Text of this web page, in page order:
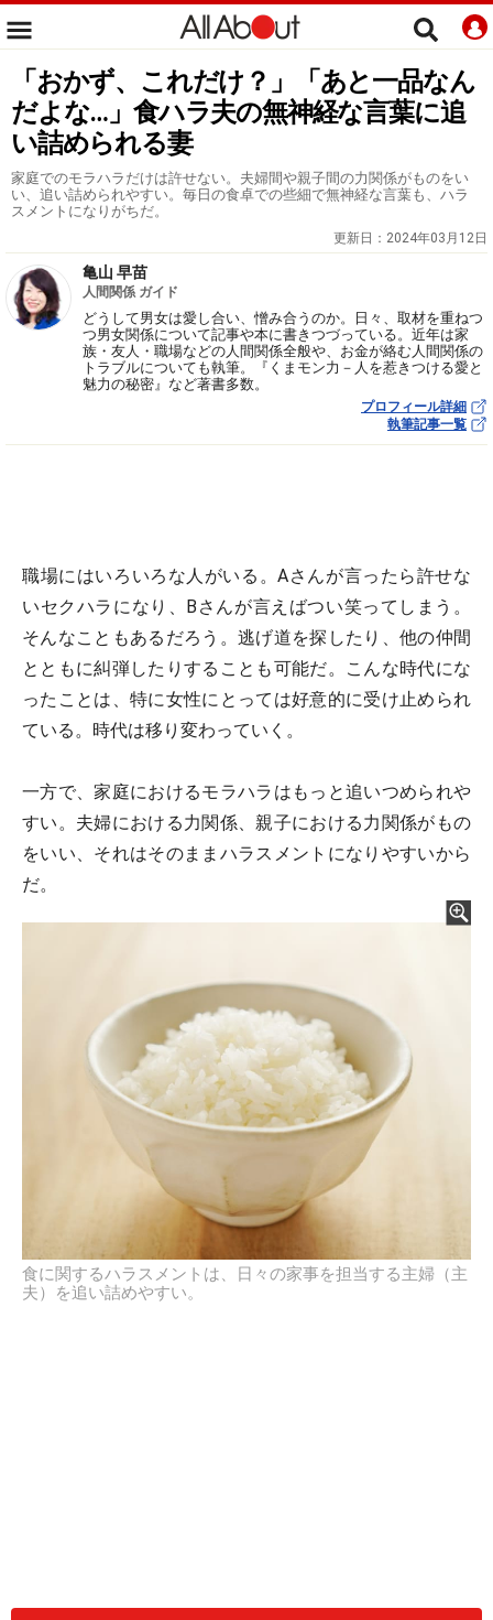
「おかず、これだけ？」「あと一品なん
だよな…」食ハラ夫の無神経な言葉に追
い詰められる妻
家庭でのモラハラだけは許せない。夫婦間や親子間の力関係がものをい
い、追い詰められやすい。毎日の食卓での些細で無神経な言葉も、ハラ
スメントになりがちだ。
更新日： 2024年03月12日
亀山 早苗
人間関係 ガイド
どうして男女は愛し合い、憎み合うのか。日々、取材を重ねつ
つ男女関係について記事や本に書きつづっている。近年は家
族・友人・職場などの人間関係全般や、お金が絡む人間関係の
トラブルについても執筆。『くまモン力－人を惹きつける愛と
魅力の秘密』など著書多数。
プロフィール詳細
執筆記事一覧
職場にはいろいろな人がいる。Aさんが言ったら許せな
いセクハラになり、Bさんが言えばつい笑ってしまう。
そんなこともあるだろう。逃げ道を探したり、他の仲間
とともに糾弾したりすることも可能だ。こんな時代にな
ったことは、特に女性にとっては好意的に受け止められ
ている。時代は移り変わっていく。
一方で、家庭におけるモラハラはもっと追いつめられや
すい。夫婦における力関係、親子における力関係がもの
をいい、それはそのままハラスメントになりやすいから
だ。
食に関するハラスメントは、日々の家事を担当する主婦（主
夫）を追い詰めやすい。